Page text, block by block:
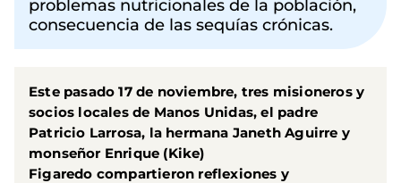
problemas nutricionales de la población,
consecuencia de las sequías crónicas.
Este pasado 17 de noviembre, tres misioneros y
socios locales de Manos Unidas, el padre
Patricio Larrosa, la hermana Janeth Aguirre y
monseñor Enrique (Kike)
Figaredo compartieron reflexiones y